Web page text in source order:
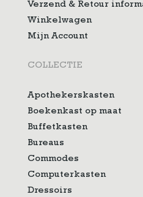
Verzend & Retour
Winkelwagen
Mijn Account
COLLECTIE
Apothekerskasten
Boekenkast op maat
Buffetkasten
Bureaus
Commodes
Computerkasten
Dressoirs